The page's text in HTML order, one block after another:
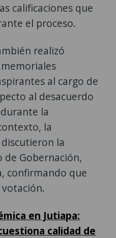
calificaciones que
el proceso.
realizó
al cargo de
al desacuerdo
la
la
la
Gobernación,
confirmando que
en Jutiapa:
calidad de